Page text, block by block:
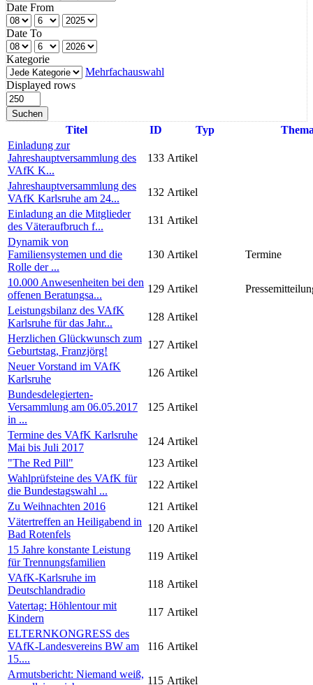
Date From
Date To
Kategorie
Mehrfachauswahl
Displayed rows
Suchen
Titel ID Typ
Einladung zur
Jahreshauptversammlung des
VAfK K...
133 Artikel
Jahreshauptversammlung des
VAfK Karlsruhe am 24...
132 Artikel
Einladung an die Mitglieder
des Väteraufbruch f...
131 Artikel
Dynamik von
Familiensystemen und die
Rolle der ...
130 Artikel Termine
10.000 Anwesenheiten bei den
offenen Beratungsa...
129 Artikel
Leistungsbilanz des VAfK
Karlsruhe für das Jahr...
128 Artikel
Herzlichen Glückwunsch zum
Geburtstag, Franzjörg!
127 Artikel
Neuer Vorstand im VAfK
Karlsruhe
126 Artikel
Bundesdelegierten-
Versammlung am 06.05.2017
in ...
125 Artikel
Termine des VAfK Karlsruhe
Mai bis Juli 2017
124 Artikel
"The Red Pill"
123 Artikel
Wahlprüfsteine des VAfK für
die Bundestagswahl ...
122 Artikel
Zu Weihnachten 2016
121 Artikel
Vätertreffen an Heiligabend in
Bad Rotenfels
120 Artikel
15 Jahre konstante Leistung
für Trennungsfamilien
119 Artikel
VAfK-Karlsruhe im
Deutschlandradio
118 Artikel
Vatertag: Höhlentour mit
Kindern
117 Artikel
ELTERNKONGRESS des
VAfK-Landesvereins BW am
15....
116 Artikel
Armutsbericht: Niemand weiß,
115 Artikel